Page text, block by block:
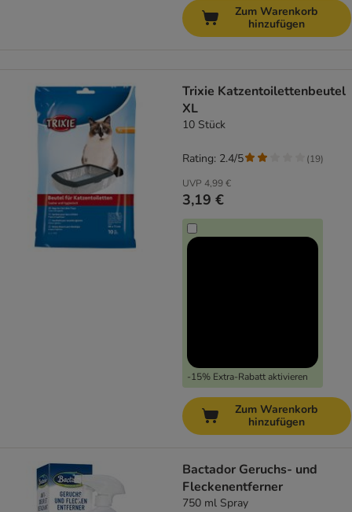
Zum Warenkorb
hinzufügen
Trixie Katzentoilettenbeutel
XL
10 Stück
UVP 4,99 €
3,19 €
-15% Extra-Rabatt aktivieren
Rating: 2.4/5 (19)
Zum Warenkorb
hinzufügen
Bactador Geruchs- und
Fleckenentferner
750 ml Spray